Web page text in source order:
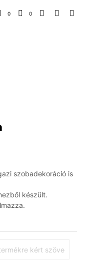
0 0
szobadekoráció is
készült.